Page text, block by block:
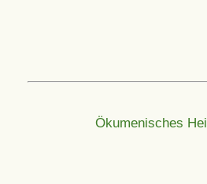
Ökumenisches